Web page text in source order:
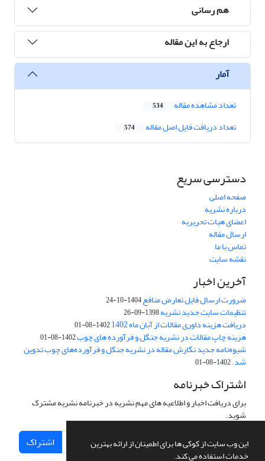
این وب سایت از کوکی ها برای اطمینان از ارائه بهترین
خدمات استفاده می کند.
هم رسانی
ارجاع به این مقاله
آمار
تعداد مشاهده مقاله 534
تعداد دریافت فایل اصل مقاله 574
دسترسی سریع
صفحه اصلی
درباره نشریه
اعضای هیات تحریریه
ارسال مقاله
تماس با ما
نقشه سایت
آخرین اخبار
ضرورت ارسال فایل تعارض منافع1404-10-24
تنظیمات سایت جدید نشریه1398-09-26
دریافت هزینه داوری مقالات از آبان ماه 1402 1402-08-01
هزینه چاپ مقالات در نشریه جنگل و فرآورده های چوب1402-08-01
شیوه‌نامه جدید نگارش مقاله در نشریه جنگل و فرآورده‌های چوب تدوین
شد.1402-08-01
اشتراک خبرنامه
برای دریافت اخبار و اطلاعیه های مهم نشریه در خبرنامه نشریه مشترک
شوید.
اشتراک